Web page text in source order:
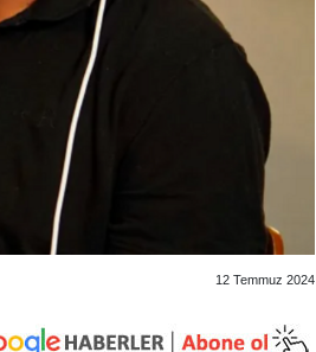
12 Temmuz 2024